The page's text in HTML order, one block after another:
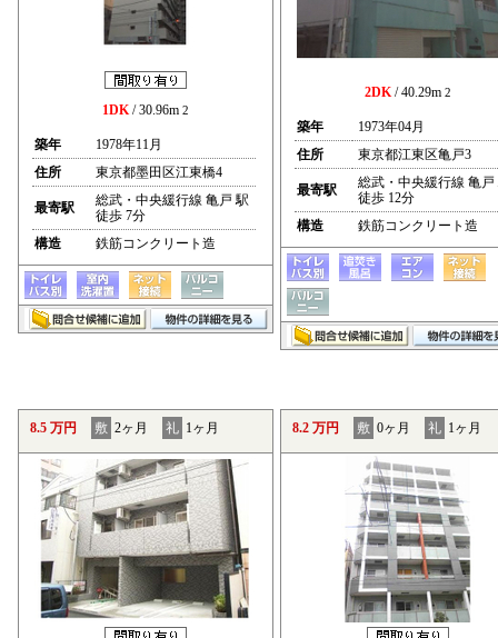
1DK/ 30.96m 2
築年
1978年11月
住所
東京都墨田区江東橋4
最寄駅
総武・中央緩行線 亀戸 駅
徒歩 7分
構造
鉄筋コンクリート造
2DK/ 40.29m 2
築年
1973年04月
住所
東京都江東区亀戸3
最寄駅
総武・中央緩行線 亀戸
徒歩 12分
構造
鉄筋コンクリート造
8.5 万円 敷 2ヶ月 礼 1ヶ月 8.2 万円 敷 0ヶ月 礼 1ヶ月